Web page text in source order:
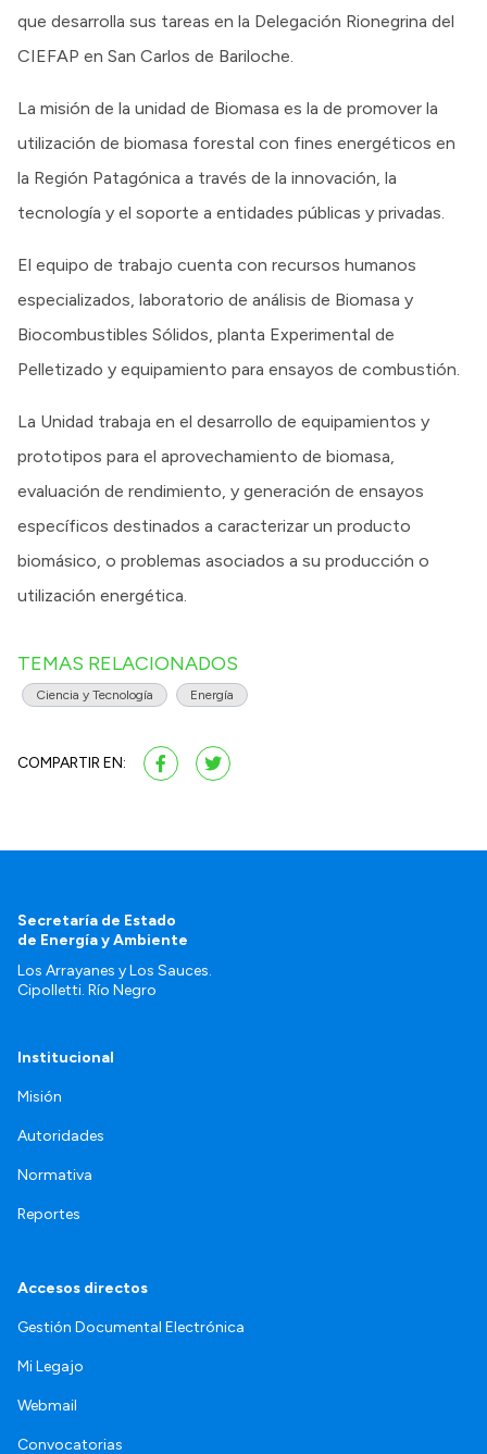
que desarrolla sus tareas en la Delegación Rionegrina del
CIEFAP en San Carlos de Bariloche.
La misión de la unidad de Biomasa es la de promover la
utilización de biomasa forestal con fines energéticos en
la Región Patagónica a través de la innovación, la
tecnología y el soporte a entidades públicas y privadas.
El equipo de trabajo cuenta con recursos humanos
especializados, laboratorio de análisis de Biomasa y
Biocombustibles Sólidos, planta Experimental de
Pelletizado y equipamiento para ensayos de combustión.
La Unidad trabaja en el desarrollo de equipamientos y
prototipos para el aprovechamiento de biomasa,
evaluación de rendimiento, y generación de ensayos
específicos destinados a caracterizar un producto
biomásico, o problemas asociados a su producción o
utilización energética.
TEMAS RELACIONADOS
Ciencia y Tecnología Energía
COMPARTIR EN:
Secretaría de Estado
de Energía y Ambiente
Los Arrayanes y Los Sauces.
Cipolletti. Río Negro
Institucional
Misión
Autoridades
Normativa
Reportes
Accesos directos
Gestión Documental Electrónica
Mi Legajo
Webmail
Convocatorias